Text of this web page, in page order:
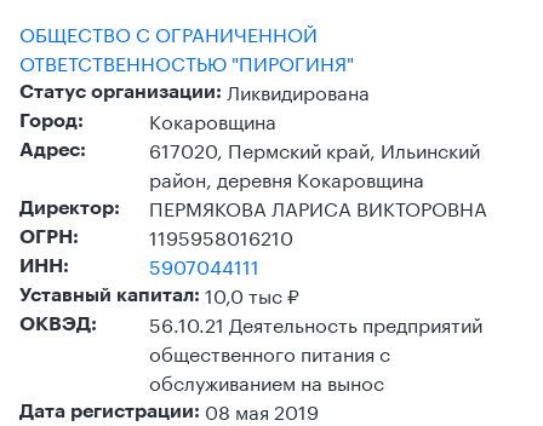
ОБЩЕСТВО С ОГРАНИЧЕННОЙ
ОТВЕТСТВЕННОСТЬЮ "ПИРОГИНЯ"
Статус организации: Ликвидирована
Город: Кокаровщина
Адрес:
617020, Пермский край, Ильинский
район, деревня Кокаровщина
Директор: ПЕРМЯКОВА ЛАРИСА ВИКТОРОВНА
ОГРН: 1195958016210
ИНН: 5907044111
Уставный капитал: 10,0 тыс ₽
ОКВЭД:
56.10.21 Деятельность предприятий
общественного питания с
обслуживанием на вынос
Дата регистрации: 08 мая 2019